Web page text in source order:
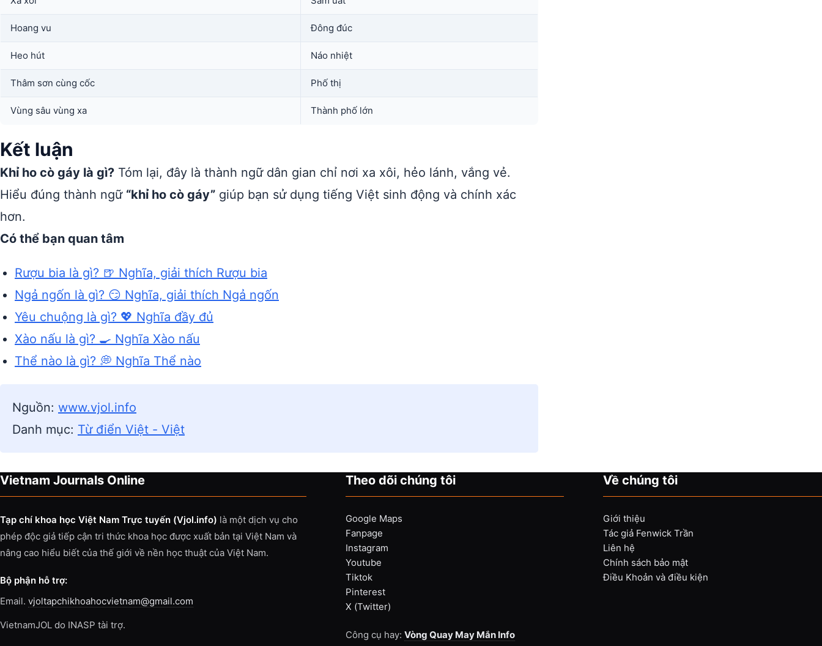
Hoang vu Đông đúc
Heo hút Náo nhiệt
Thâm sơn cùng cốc Phố thị
Vùng sâu vùng xa Thành phố lớn
Kết luận
Khỉ ho cò gáy là gì? Tóm lại, đây là thành ngữ dân gian chỉ nơi xa xôi, hẻo lánh, vắng vẻ.
Hiểu đúng thành ngữ “khỉ ho cò gáy” giúp bạn sử dụng tiếng Việt sinh động và chính xác
hơn.
Có thể bạn quan tâm
Rượu bia là gì? 🍺 Nghĩa, giải thích Rượu bia
Ngả ngốn là gì? 😏 Nghĩa, giải thích Ngả ngốn
Yêu chuộng là gì? 💖 Nghĩa đầy đủ
Xào nấu là gì? 🍳 Nghĩa Xào nấu
Thể nào là gì? 💭 Nghĩa Thể nào
Nguồn: www.vjol.info
Danh mục: Từ điển Việt - Việt
Vietnam Journals Online
Tạp chí khoa học Việt Nam Trực tuyến (Vjol.info) là một dịch vụ cho
phép độc giả tiếp cận tri thức khoa học được xuất bản tại Việt Nam và
nâng cao hiểu biết của thế giới về nền học thuật của Việt Nam.
Bộ phận hỗ trợ:
Email. vjoltapchikhoahocvietnam@gmail.com
VietnamJOL do INASP tài trợ.
Theo dõi chúng tôi
Google Maps
Fanpage
Instagram
Youtube
Tiktok
Pinterest
X (Twitter)
Công cụ hay: Vòng Quay May Mắn Info
Về chúng tôi
Giới thiệu
Tác giả Fenwick Trần
Liên hệ
Chính sách bảo mật
Điều Khoản và điều kiện